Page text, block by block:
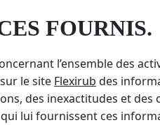
FOURNIS.
l’ensemble des
le site Flexirub des
des inexactitudes et des
lui fournissent ces